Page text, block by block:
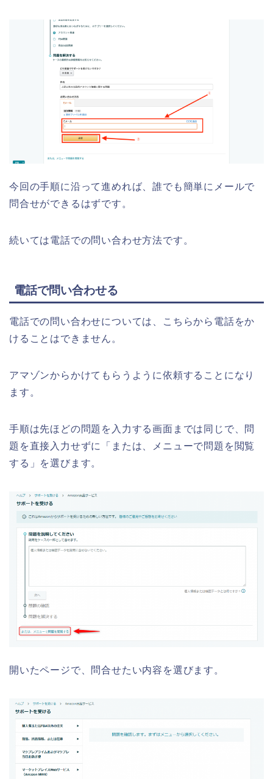
今回の手順に沿って進めれば、誰でも簡単にメールで
問合せができるはずです。
続いては電話での問い合わせ方法です。
電話で問い合わせる
電話での問い合わせについては、こちらから電話をか
けることはできません。
アマゾンからかけてもらうように依頼することになり
ます。
手順は先ほどの問題を入力する画面までは同じで、問
題を直接入力せずに「または、メニューで問題を閲覧
する」を選びます。
開いたページで、問合せたい内容を選びます。